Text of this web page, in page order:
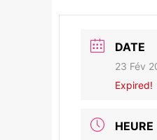
DATE
23 Fév
Expired!
HEURE